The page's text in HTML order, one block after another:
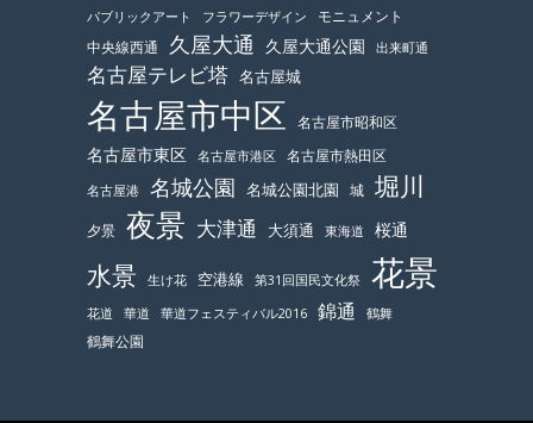
パブリックアート フラワーデザイン
モニュメント
中央線西通
久屋大通 久屋大通公園 出来町通
名古屋テレビ塔 名古屋城
名古屋市中区 名古屋市昭和区
名古屋市東区 名古屋市港区 名古屋市熱田区
名古屋港 名城公園 名城公園北園 城 堀川
夕景 夜景 大津通 大須通 東海道 桜通
水景 生け花 空港線 第31回国民文化祭 花景
花道 華道 華道フェスティバル2016 錦通 鶴舞
鶴舞公園